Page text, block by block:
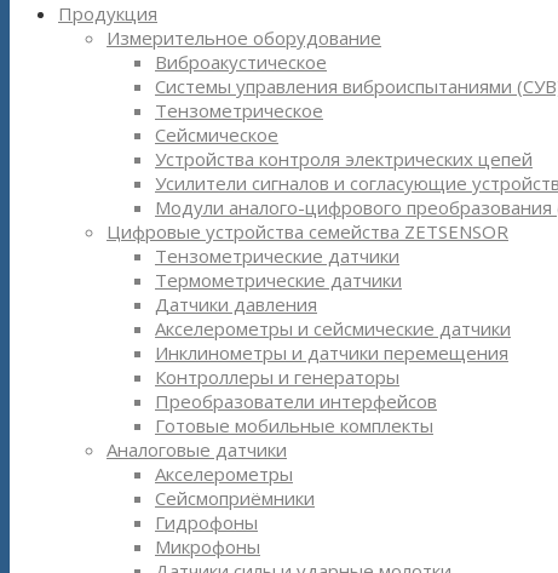
Продукция
Измерительное оборудование
Виброакустическое
Системы управления виброиспытаниями
Тензометрическое
Сейсмическое
Устройства контроля электрических цепей
Усилители сигналов и согласующие
Модули аналого-цифрового
Цифровые устройства семейства ZETSENSOR
Тензометрические датчики
Термометрические датчики
Датчики давления
Акселерометры и сейсмические датчики
Инклинометры и датчики перемещения
Контроллеры и генераторы
Преобразователи интерфейсов
Готовые мобильные комплекты
Аналоговые датчики
Акселерометры
Сейсмоприёмники
Гидрофоны
Микрофоны